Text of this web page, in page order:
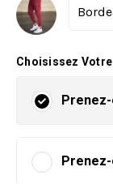
Choisissez